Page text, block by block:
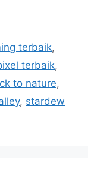
terbaik,
terbaik,
to nature,
, stardew